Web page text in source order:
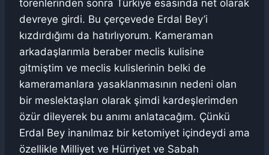
törenlerinden sonra Türkiye esasında net olarak
devreye girdi. Bu çerçevede Erdal Bey’i
kızdırdığımı da hatırlıyorum. Kameraman
arkadaşlarımla beraber meclis kulisine
gitmiştim ve meclis kulislerinin belki de
kameramanlara yasaklanmasının nedeni olan
bir meslektaşları olarak şimdi kardeşlerimden
özür dileyerek bu anımı anlatacağım. Çünkü
Erdal Bey inanılmaz bir ketomiyet içindeydi ama
özellikle Milliyet ve Hürriyet ve Sabah